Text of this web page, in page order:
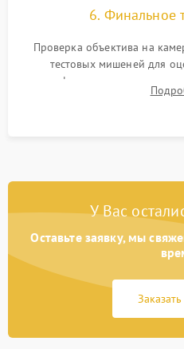
6. Финальное
Проверка объектива на
тестовых мишеней для
автофокуса и отсутствия
диафрагмы на закрытых
У Вас
Оставьте заявку, мы